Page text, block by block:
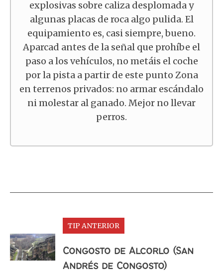
explosivas sobre caliza desplomada y
algunas placas de roca algo pulida. El
equipamiento es, casi siempre, bueno.
Aparcad antes de la señal que prohíbe el
paso a los vehículos, no metáis el coche
por la pista a partir de este punto Zona
en terrenos privados: no armar escándalo
ni molestar al ganado. Mejor no llevar
perros.
TIP ANTERIOR
Congosto de Alcorlo (San
Andrés de Congosto)